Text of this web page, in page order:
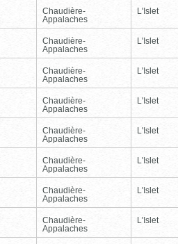
Chaudière-
Appalaches
L'Islet
Chaudière-
Appalaches
L'Islet
Chaudière-
Appalaches
L'Islet
Chaudière-
Appalaches
L'Islet
Chaudière-
Appalaches
L'Islet
Chaudière-
Appalaches
L'Islet
Chaudière-
Appalaches
L'Islet
Chaudière-
Appalaches
L'Islet